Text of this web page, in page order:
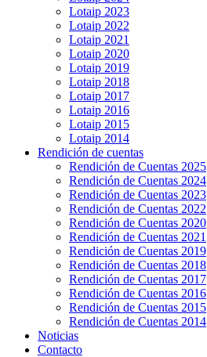
Lotaip 2023
Lotaip 2022
Lotaip 2021
Lotaip 2020
Lotaip 2019
Lotaip 2018
Lotaip 2017
Lotaip 2016
Lotaip 2015
Lotaip 2014
Rendición de cuentas
Rendición de Cuentas 2025
Rendición de Cuentas 2024
Rendición de Cuentas 2023
Rendición de Cuentas 2022
Rendición de Cuentas 2020
Rendición de Cuentas 2021
Rendición de Cuentas 2019
Rendición de Cuentas 2018
Rendición de Cuentas 2017
Rendición de Cuentas 2016
Rendición de Cuentas 2015
Rendición de Cuentas 2014
Noticias
Contacto